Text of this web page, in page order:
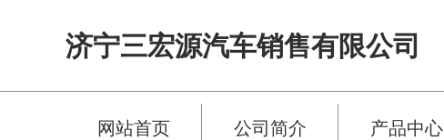
济宁三宏源汽车销售有限公司
网站首页 公司简介 产品中心